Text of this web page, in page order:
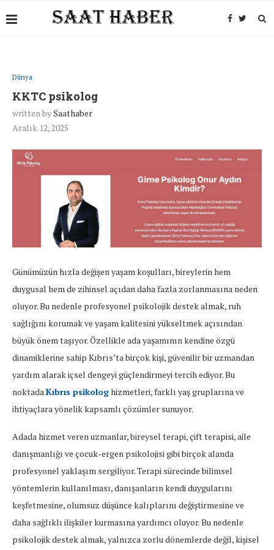
Dünya
KKTC psikolog
written bySaathaber
Aralık 12, 2025
Günümüzün hızla değişen yaşam koşulları, bireylerin hem
duygusal hem de zihinsel açıdan daha fazla zorlanmasına neden
oluyor. Bu nedenle profesyonel psikolojik destek almak, ruh
sağlığını korumak ve yaşam kalitesini yükseltmek açısından
büyük önem taşıyor. Özellikle ada yaşamının kendine özgü
dinamiklerine sahip Kıbrıs’ta birçok kişi, güvenilir bir uzmandan
yardım alarak içsel dengeyi güçlendirmeyi tercih ediyor. Bu
noktadaKıbrıs psikologhizmetleri, farklı yaş gruplarına ve
ihtiyaçlara yönelik kapsamlı çözümler sunuyor.
Adada hizmet veren uzmanlar, bireysel terapi, çift terapisi, aile
danışmanlığı ve çocuk-ergen psikolojisi gibi birçok alanda
profesyonel yaklaşım sergiliyor. Terapi sürecinde bilimsel
yöntemlerin kullanılması, danışanların kendi duygularını
keşfetmesine, olumsuz düşünce kalıplarını değiştirmesine ve
daha sağlıklı ilişkiler kurmasına yardımcı oluyor. Bu nedenle
psikolojik destek almak, yalnızca zorlu dönemlerde değil, kişisel